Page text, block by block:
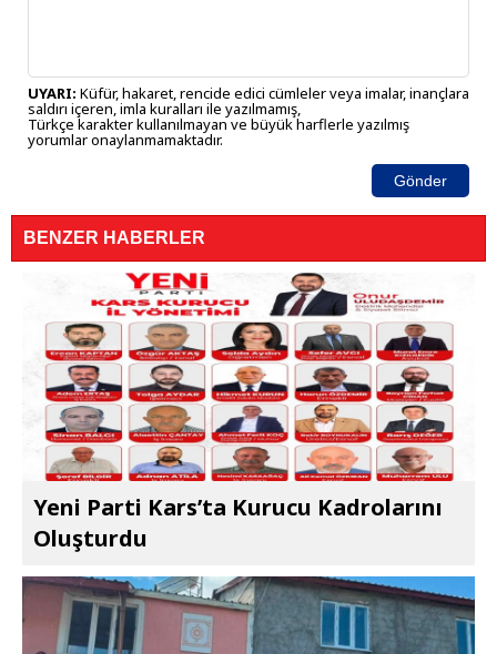
UYARI: Küfür, hakaret, rencide edici cümleler veya imalar, inançlara
saldırı içeren, imla kuralları ile yazılmamış,
Türkçe karakter kullanılmayan ve büyük harflerle yazılmış
yorumlar onaylanmamaktadır.
Gönder
BENZER HABERLER
Yeni Parti Kars’ta Kurucu Kadrolarını
Oluşturdu